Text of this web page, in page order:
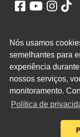
Nós usamos
semelhantes para
experiência
nossos serviços,
monitoramento.
Política de
ACESSO
WEBMAIL